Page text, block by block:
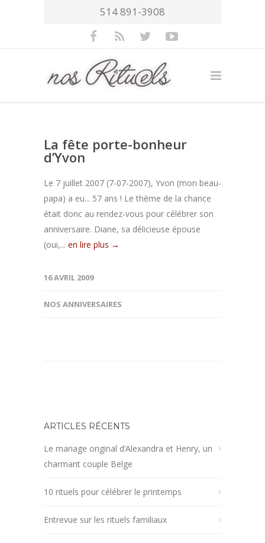
514 891-3908
La fête porte-bonheur
d’Yvon
Le 7 juillet 2007 (7-07-2007), Yvon (mon beau-
papa) a eu... 57 ans ! Le thème de la chance
était donc au rendez-vous pour célébrer son
anniversaire. Diane, sa délicieuse épouse
(oui,... en lire plus →
16 AVRIL 2009
NOS ANNIVERSAIRES
ARTICLES RÉCENTS
Le mariage original d’Alexandra et Henry, un
charmant couple Belge
10 rituels pour célébrer le printemps
Entrevue sur les rituels familiaux